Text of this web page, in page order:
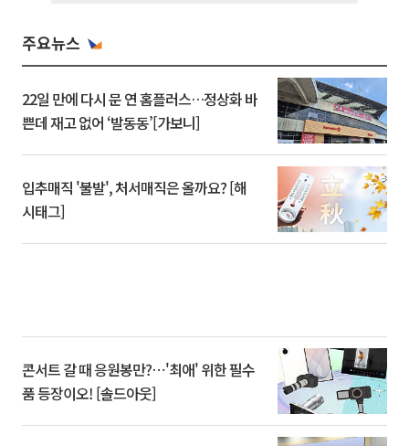
주요뉴스
22일 만에 다시 문 연 홈플러스…정상화 바
쁜데 재고 없어 ‘발동동’[가보니]
입추매직 '불발', 처서매직은 올까요? [해
시태그]
콘서트 갈 때 응원봉만?⋯'최애' 위한 필수
품 등장이오! [솔드아웃]